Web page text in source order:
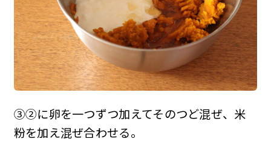
③②に卵を一つずつ加えてそのつど混ぜ、米
粉を加え混ぜ合わせる。